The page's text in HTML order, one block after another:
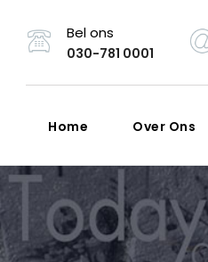
Bel ons
030-781 0001
Home Over Ons